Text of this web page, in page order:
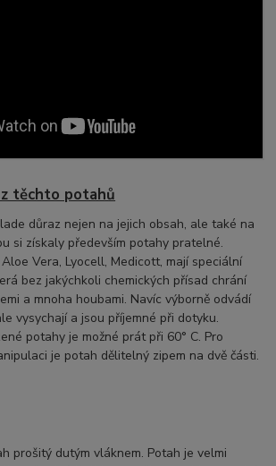
těchto potahů
důraz nejen na jejich obsah, ale také na
si získaly především potahy pratelné.
Vera, Lyocell, Medicott, mají speciální
bez jakýchkoli chemických přísad chrání
a mnoha houbami. Navíc výborně odvádí
vysychají a jsou příjemné při dotyku.
potahy je možné prát při 60° C. Pro
je potah dělitelný zipem na dvě části.
prošitý dutým vláknem. Potah je velmi